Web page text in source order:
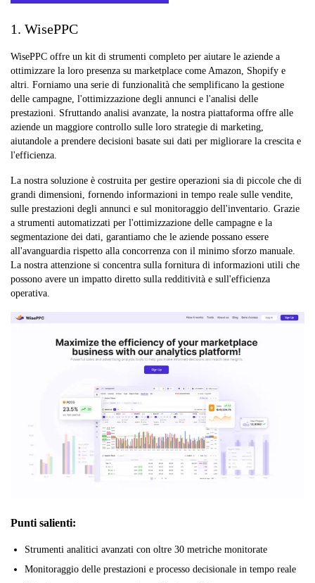
1. WisePPC
WisePPC offre un kit di strumenti completo per aiutare le aziende a
ottimizzare la loro presenza su marketplace come Amazon, Shopify e
altri. Forniamo una serie di funzionalità che semplificano la gestione
delle campagne, l'ottimizzazione degli annunci e l'analisi delle
prestazioni. Sfruttando analisi avanzate, la nostra piattaforma offre alle
aziende un maggiore controllo sulle loro strategie di marketing,
aiutandole a prendere decisioni basate sui dati per migliorare la crescita e
l'efficienza.
La nostra soluzione è costruita per gestire operazioni sia di piccole che di
grandi dimensioni, fornendo informazioni in tempo reale sulle vendite,
sulle prestazioni degli annunci e sul monitoraggio dell'inventario. Grazie
a strumenti automatizzati per l'ottimizzazione delle campagne e la
segmentazione dei dati, garantiamo che le aziende possano essere
all'avanguardia rispetto alla concorrenza con il minimo sforzo manuale.
La nostra attenzione si concentra sulla fornitura di informazioni utili che
possono avere un impatto diretto sulla redditività e sull'efficienza
operativa.
Punti salienti:
Strumenti analitici avanzati con oltre 30 metriche monitorate
Monitoraggio delle prestazioni e processo decisionale in tempo reale